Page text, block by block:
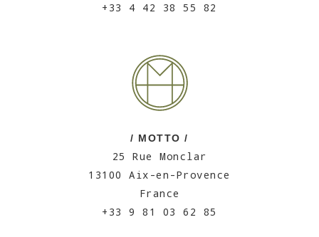
+33 4 42 38 55 82
/ MOTTO /
25 Rue Monclar
13100 Aix-en-Provence
France
+33 9 81 03 62 85